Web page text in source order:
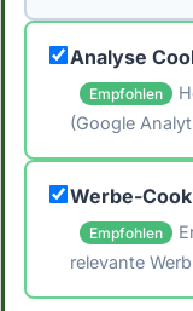
um
← Zurück
Analyse
Empfohlen
(Google
Werbe-
Empfohlen
relevante